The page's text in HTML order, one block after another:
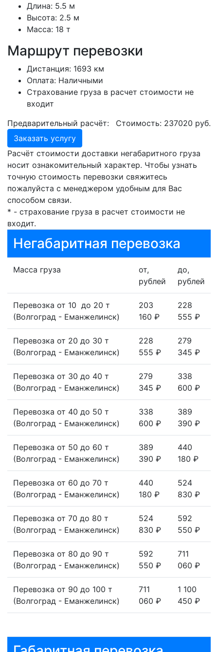
Длина: 5.5 м
Высота: 2.5 м
Масса: 18 т
Маршрут перевозки
Дистанция: 1693 км
Оплата: Наличными
Страхование груза в расчет стоимости не
входит
Предварительный расчёт:
Стоимость: 237020 руб.
Заказать услугу
Расчёт стоимости доставки негабаритного груза
носит ознакомительный характер. Чтобы узнать
точную стоимость перевозки свяжитесь
пожалуйста с менеджером удобным для Вас
способом связи.
* - страхование груза в расчет стоимости не
входит.
Негабаритная перевозка
Масса груза
от,
рублей
до,
рублей
Перевозка от 10 до 20 т
(Волгоград - Еманжелинск)
203
160 ₽
228
555 ₽
Перевозка от 20 до 30 т
(Волгоград - Еманжелинск)
228
555 ₽
279
345 ₽
Перевозка от 30 до 40 т
(Волгоград - Еманжелинск)
279
345 ₽
338
600 ₽
Перевозка от 40 до 50 т
(Волгоград - Еманжелинск)
338
600 ₽
389
390 ₽
Перевозка от 50 до 60 т
(Волгоград - Еманжелинск)
389
390 ₽
440
180 ₽
Перевозка от 60 до 70 т
(Волгоград - Еманжелинск)
440
180 ₽
524
830 ₽
Перевозка от 70 до 80 т
(Волгоград - Еманжелинск)
524
830 ₽
592
550 ₽
Перевозка от 80 до 90 т
(Волгоград - Еманжелинск)
592
550 ₽
711
060 ₽
Перевозка от 90 до 100 т
(Волгоград - Еманжелинск)
711
060 ₽
1 100
450 ₽